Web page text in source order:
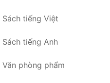
Sách tiếng Việt
Sách tiếng Anh
Văn phòng phẩm